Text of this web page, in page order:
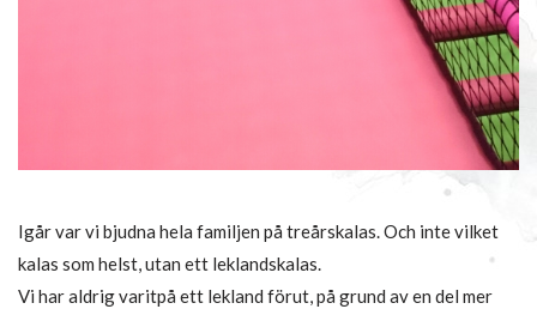
Igår var vi bjudna hela familjen på treårskalas. Och inte vilket
kalas som helst, utan ett leklandskalas.
Vi har aldrig varitpå ett lekland förut, på grund av en del mer